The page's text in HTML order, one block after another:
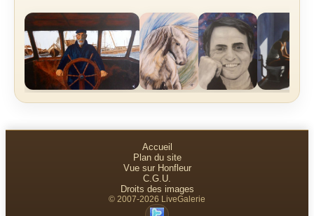
Accueil
Plan du site
Vue sur Honfleur
C.G.U.
Droits des images
© 2007-2026 LiveGalerie